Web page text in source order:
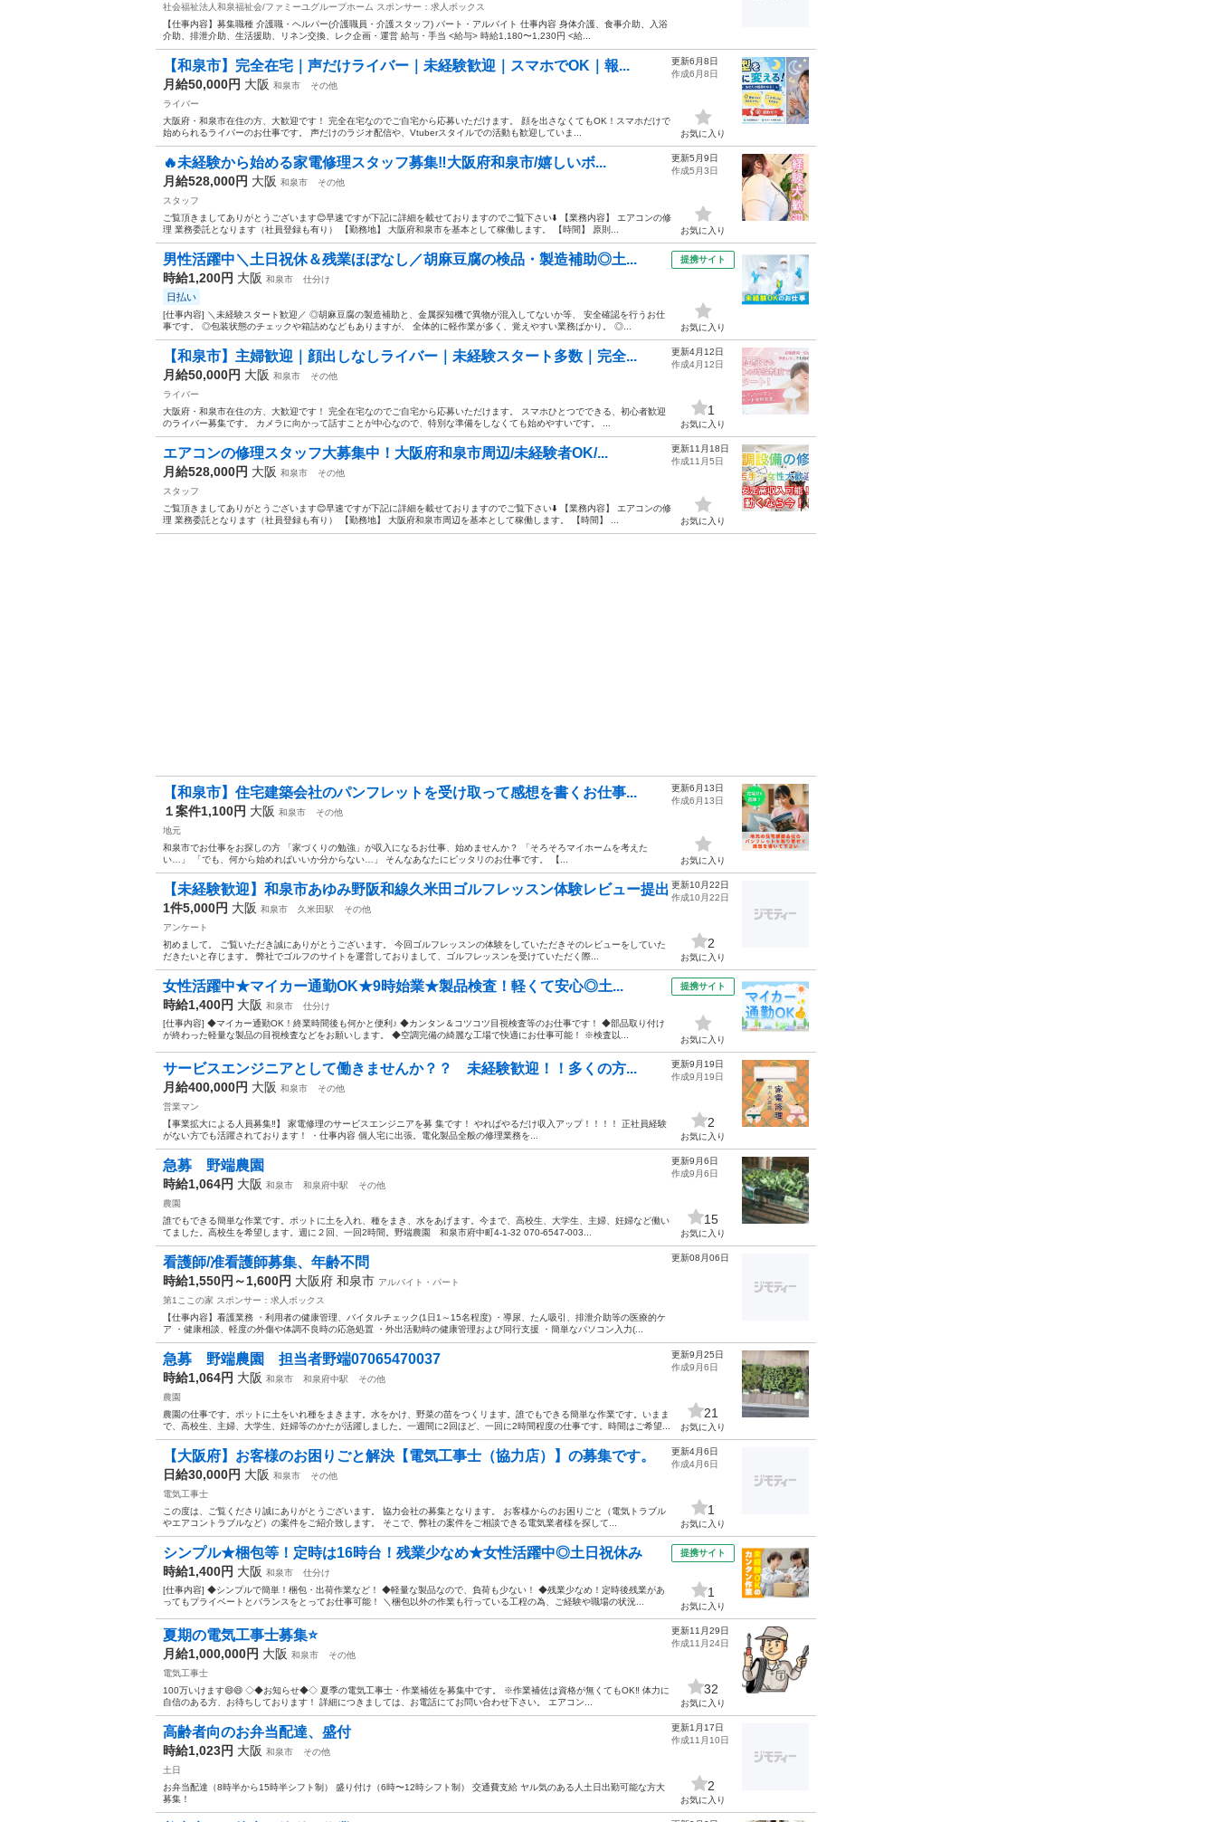
社会福祉法人和泉福祉会/ファミーユグループホーム スポンサー：求人ボックス
【仕事内容】募集職種 介護職・ヘルパー(介護職員・介護スタッフ) パート・アルバイト 仕事内容 身体介護、食事介助、入浴
介助、排泄介助、生活援助、リネン交換、レク企画・運営 給与・手当 <給与> 時給1,180〜1,230円 <給...
【和泉市】完全在宅｜声だけライバー｜未経験歓迎｜スマホでOK｜報...
月給50,000円 大阪 和泉市
その他
ライバー
大阪府・和泉市在住の方、大歓迎です！ 完全在宅なのでご自宅から応募いただけます。 顔を出さなくてもOK！スマホだけで
始められるライバーのお仕事です。 声だけのラジオ配信や、Vtuberスタイルでの活動も歓迎していま...
更新6月8日
作成6月8日
お気に入り
🔥未経験から始める家電修理スタッフ募集‼️大阪府和泉市/嬉しいボ...
月給528,000円 大阪 和泉市
その他
スタッフ
ご覧頂きましてありがとうございます😊早速ですが下記に詳細を載せておりますのでご覧下さい⬇️ 【業務内容】 エアコンの修
理 業務委託となります（社員登録も有り） 【勤務地】 大阪府和泉市を基本として稼働します。 【時間】 原則...
更新5月9日
作成5月3日
お気に入り
男性活躍中＼土日祝休＆残業ほぼなし／胡麻豆腐の検品・製造補助◎土...
時給1,200円 大阪 和泉市 仕分け
日払い
[仕事内容] ＼未経験スタート歓迎／ ◎胡麻豆腐の製造補助と、金属探知機で異物が混入してないか等、 安全確認を行うお仕
事です。 ◎包装状態のチェックや箱詰めなどもありますが、 全体的に軽作業が多く、覚えやすい業務ばかり。 ◎...
提携サイト
お気に入り
【和泉市】主婦歓迎｜顔出しなしライバー｜未経験スタート多数｜完全...
月給50,000円 大阪 和泉市
その他
ライバー
大阪府・和泉市在住の方、大歓迎です！ 完全在宅なのでご自宅から応募いただけます。 スマホひとつでできる、初心者歓迎
のライバー募集です。 カメラに向かって話すことが中心なので、特別な準備をしなくても始めやすいです。 ...
更新4月12日
作成4月12日
1
お気に入り
エアコンの修理スタッフ大募集中！大阪府和泉市周辺/未経験者OK/...
月給528,000円 大阪 和泉市
その他
スタッフ
ご覧頂きましてありがとうございます😊早速ですが下記に詳細を載せておりますのでご覧下さい⬇️ 【業務内容】 エアコンの修
理 業務委託となります（社員登録も有り） 【勤務地】 大阪府和泉市周辺を基本として稼働します。 【時間】 ...
更新11月18日
作成11月5日
お気に入り
【和泉市】住宅建築会社のパンフレットを受け取って感想を書くお仕事...
１案件1,100円 大阪 和泉市
その他
地元
和泉市でお仕事をお探しの方 「家づくりの勉強」が収入になるお仕事、始めませんか？ 「そろそろマイホームを考えた
い…」 「でも、何から始めればいいか分からない…」 そんなあなたにピッタリのお仕事です。 【...
更新6月13日
作成6月13日
お気に入り
【未経験歓迎】和泉市あゆみ野阪和線久米田ゴルフレッスン体験レビュー提出
1件5,000円 大阪 和泉市 久米田駅
その他
アンケート
初めまして。 ご覧いただき誠にありがとうございます。 今回ゴルフレッスンの体験をしていただきそのレビューをしていた
だきたいと存じます。 弊社でゴルフのサイトを運営しておりまして、ゴルフレッスンを受けていただく際...
更新10月22日
作成10月22日
2
お気に入り
女性活躍中★マイカー通勤OK★9時始業★製品検査！軽くて安心◎土...
時給1,400円 大阪 和泉市
仕分け
[仕事内容] ◆マイカー通勤OK！終業時間後も何かと便利♪ ◆カンタン＆コツコツ目視検査等のお仕事です！ ◆部品取り付け
が終わった軽量な製品の目視検査などをお願いします。 ◆空調完備の綺麗な工場で快適にお仕事可能！ ※検査以...
提携サイト
お気に入り
サービスエンジニアとして働きませんか？？ 未経験歓迎！！多くの方...
月給400,000円 大阪 和泉市
その他
営業マン
【事業拡大による人員募集‼️】 家電修理のサービスエンジニアを募 集です！ やればやるだけ収入アップ！！！！ 正社員経験
がない方でも活躍されております！ ・仕事内容 個人宅に出張。電化製品全般の修理業務を...
更新9月19日
作成9月19日
2
お気に入り
急募 野端農園
時給1,064円 大阪 和泉市 和泉府中駅
その他
農園
誰でもできる簡単な作業です。ポットに土を入れ、種をまき、水をあげます。今まで、高校生、大学生、主婦、妊婦など働い
てました。高校生を希望します。週に２回、一回2時間。野端農園 和泉市府中町4-1-32 070-6547-003...
更新9月6日
作成9月6日
15
お気に入り
看護師/准看護師募集、年齢不問
時給1,550円～1,600円 大阪府 和泉市 アルバイト・パート
第1ここの家 スポンサー：求人ボックス
【仕事内容】看護業務 ・利用者の健康管理、バイタルチェック(1日1～15名程度) ・導尿、たん吸引、排泄介助等の医療的ケ
ア ・健康相談、軽度の外傷や体調不良時の応急処置 ・外出活動時の健康管理および同行支援 ・簡単なパソコン入力(...
更新08月06日
急募 野端農園 担当者野端07065470037
時給1,064円 大阪 和泉市 和泉府中駅
その他
農園
農園の仕事です。ポットに土をいれ種をまきます。水をかけ、野菜の苗をつくリます。誰でもできる簡単な作業です。いまま
で、高校生、主婦、大学生、妊婦等のかたが活躍しました。一週間に2回ほど、一回に2時間程度の仕事です。時間はご希望...
更新9月25日
作成9月6日
21
お気に入り
【大阪府】お客様のお困りごと解決【電気工事士（協力店）】の募集です。
日給30,000円 大阪 和泉市
その他
電気工事士
この度は、ご覧くださり誠にありがとうございます。 協力会社の募集となります。 お客様からのお困りごと（電気トラブル
やエアコントラブルなど）の案件をご紹介致します。 そこで、弊社の案件をご相談できる電気業者様を探して...
更新4月6日
作成4月6日
1
お気に入り
シンプル★梱包等！定時は16時台！残業少なめ★女性活躍中◎土日祝休み
時給1,400円 大阪 和泉市
仕分け
[仕事内容] ◆シンプルで簡単！梱包・出荷作業など！ ◆軽量な製品なので、負荷も少ない！ ◆残業少なめ！定時後残業があ
ってもプライベートとバランスをとってお仕事可能！ ＼梱包以外の作業も行っている工程の為、ご経験や職場の状況...
提携サイト
1
お気に入り
夏期の電気工事士募集⭐️
月給1,000,000円 大阪 和泉市
その他
電気工事士
100万いけます😄😄 ◇◆お知らせ◆◇ 夏季の電気工事士・作業補佐を募集中です。 ※作業補佐は資格が無くてもOK‼︎ 体力に
自信のある方、お待ちしております！ 詳細につきましては、お電話にてお問い合わせ下さい。 エアコン...
更新11月29日
作成11月24日
32
お気に入り
高齢者向のお弁当配達、盛付
時給1,023円 大阪 和泉市
その他
土日
お弁当配達（8時半から15時半シフト制） 盛り付け（6時〜12時シフト制） 交通費支給 ヤル気のある人土日出勤可能な方大
募集！
更新1月17日
作成11月10日
2
お気に入り